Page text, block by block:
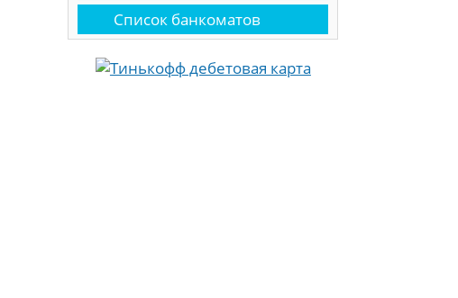
Список банкоматов